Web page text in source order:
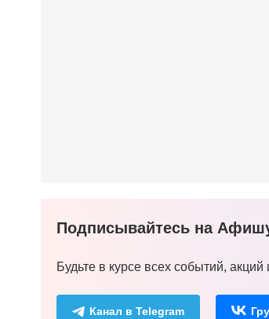
Подписывайтесь на
Будьте в курсе всех событий, акций
Канал в Telegram